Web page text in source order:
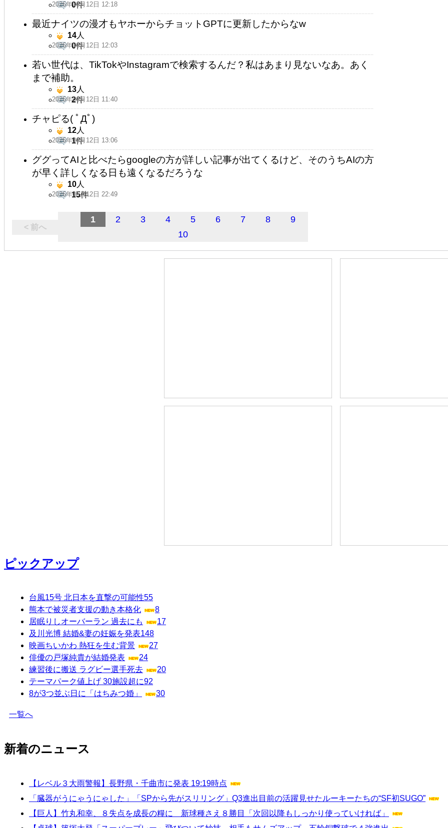
2026年06月12日 12:18
0件
最近ナイツの漫才もヤホーからチョットGPTに更新したからなw
2026年06月12日 12:03
14人
0件
若い世代は、TikTokやInstagramで検索するんだ？私はあまり見ないなあ。あく
まで補助。
2026年06月12日 11:40
13人
2件
チャピる( ﾟДﾟ)
2026年06月12日 13:06
12人
1件
ググってAIと比べたらgoogleの方が詳しい記事が出てくるけど、そのうちAIの方
が早く詳しくなる日も遠くなるだろうな
2026年06月12日 22:49
10人
15件
< 前へ
1 2 3 4 5 6 7 8
9
10
ピックアップ
台風15号 北日本を直撃の可能性55
熊本で被災者支援の動き本格化
8
居眠りしオーバーラン 過去にも
17
及川光博 結婚&妻の妊娠を発表148
映画ちいかわ 熱狂を生む背景
27
俳優の戸塚純貴が結婚発表
24
練習後に搬送 ラグビー選手死去
20
テーマパーク値上げ 30施設超に92
8が3つ並ぶ日に「はちみつ婚」
30
一覧へ
新着のニュース
【レベル３大雨警報】長野県・千曲市に発表 19:19時点
「臓器がうにゃうにゃした」「SPから先がスリリング」Q3進出目前の活躍見せたルーキーたちの“SF初SUGO”
【巨人】竹丸和幸、８失点を成長の糧に 新球種さえ８勝目「次回以降もしっかり使っていければ」